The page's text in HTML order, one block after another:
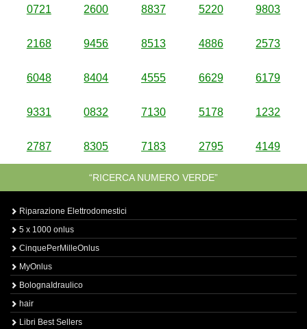
0721 2600 8837 5220 9803
2168 9456 8513 4886 2573
6048 8404 4555 6629 6179
9331 0832 7130 5178 1232
2787 8305 7183 2795 4149
“RICERCA NUMERO VERDE”
Riparazione Elettrodomestici
5 x 1000 onlus
CinquePerMilleOnlus
MyOnlus
BolognaIdraulico
hair
Libri Best Sellers